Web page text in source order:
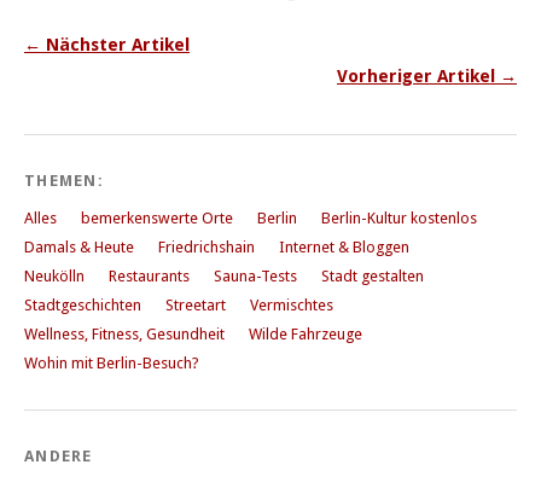
← Nächster Artikel
Vorheriger Artikel →
THEMEN:
Alles bemerkenswerte Orte Berlin
Berlin-Kultur kostenlos
Damals & Heute
Friedrichshain
Internet & Bloggen
Neukölln
Restaurants Sauna-Tests
Stadt gestalten
Stadtgeschichten
Streetart
Vermischtes
Wellness, Fitness, Gesundheit
Wilde Fahrzeuge
Wohin mit Berlin-Besuch?
ANDERE